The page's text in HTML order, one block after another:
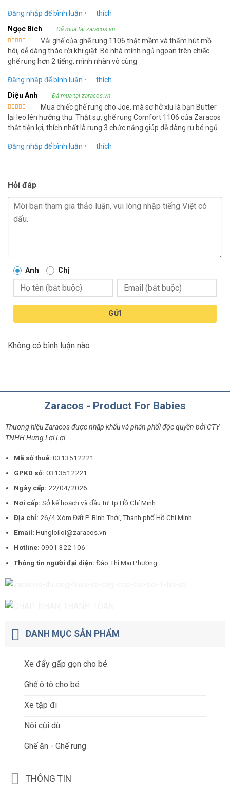
Đăng nhập để bình luận •
thích
Ngọc Bích
Đã mua tại zaracos.vn
Được xếp
hạng 55
sao
Vải ghế của ghế rung 1106 thật mềm và thấm hút mồ
hôi, dễ dàng tháo rời khi giặt. Bé nhà mình ngủ ngoan trên chiếc
ghế rung hơn 2 tiếng, mình nhàn vô cùng
Đăng nhập để bình luận •
thích
Diệu Anh
Đã mua tại zaracos.vn
Được xếp
hạng55
sao
Mua chiếc ghế rung cho Joe, mà sơ hở xíu là bạn Butter
lại leo lên hưởng thụ. Thật sự, ghế rung Comfort 1106 của Zaracos
thật tiện lợi, thích nhất là rung 3 chức năng giúp dễ dàng ru bé ngủ.
Đăng nhập để bình luận • thích
Hỏi đáp
Anh Chị
GỬI
Không có bình luận nào
Zaracos - Product For Babies
Thương hiệu Zaracos được nhập khẩu và phân phối độc quyền bởi CTY
TNHH Hưng Lợi Lợi
Mã số thuế: 0313512221
GPKD số:0313512221
Ngày cấp: 22/04/2026
Nơi cấp:Sở kế hoạch và đầu tư Tp.Hồ Chí Minh
Địa chỉ: 26/4 Xóm Đất P. Bình Thới, Thành phố Hồ Chí Minh.
Email:Hungloiloi@zaracos.vn
Hotline:0901 322 106
Thông tin người đại diện:Đào Thị Mai Phương
DANH MỤC SẢN PHẨM
Xe đẩy gấp gọn cho bé
Ghế ô tô cho bé
Xe tập đi
Nôi cũi dù
Ghế ăn - Ghế rung
THÔNG TIN